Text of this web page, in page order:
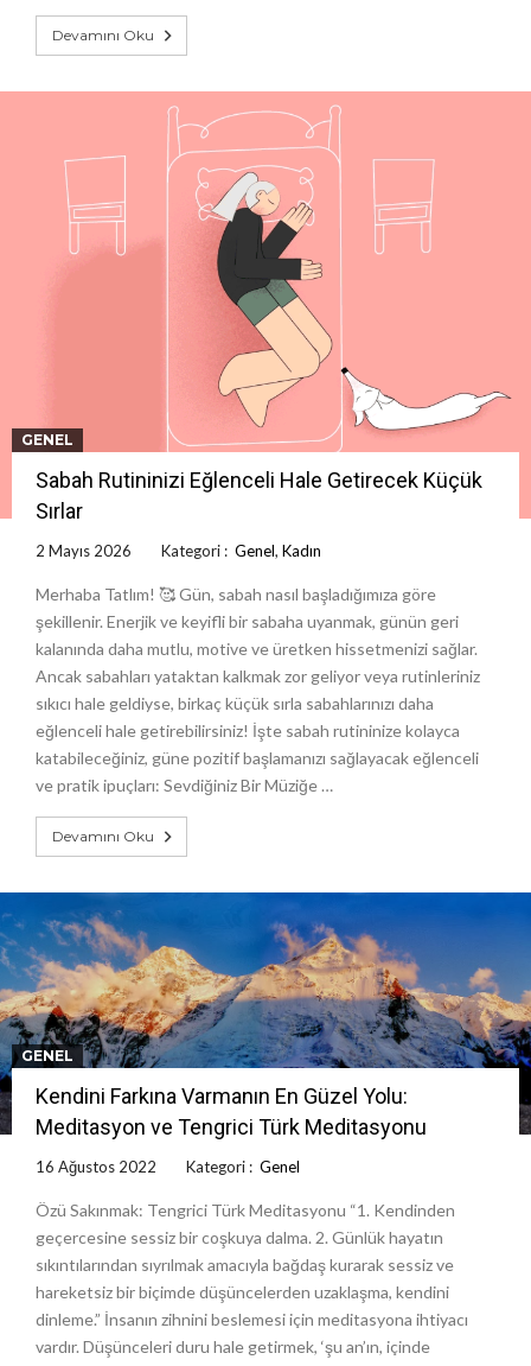
Devamını Oku
GENEL
Sabah Rutininizi Eğlenceli Hale Getirecek Küçük
Sırlar
2 Mayıs 2026 Kategori : Genel, Kadın
Merhaba Tatlım! 🥰 Gün, sabah nasıl başladığımıza göre
şekillenir. Enerjik ve keyifli bir sabaha uyanmak, günün geri
kalanında daha mutlu, motive ve üretken hissetmenizi sağlar.
Ancak sabahları yataktan kalkmak zor geliyor veya rutinleriniz
sıkıcı hale geldiyse, birkaç küçük sırla sabahlarınızı daha
eğlenceli hale getirebilirsiniz! İşte sabah rutininize kolayca
katabileceğiniz, güne pozitif başlamanızı sağlayacak eğlenceli
ve pratik ipuçları: Sevdiğiniz Bir Müziğe …
Devamını Oku
GENEL
Kendini Farkına Varmanın En Güzel Yolu:
Meditasyon ve Tengrici Türk Meditasyonu
16 Ağustos 2022 Kategori : Genel
Özü Sakınmak: Tengrici Türk Meditasyonu “1. Kendinden
geçercesine sessiz bir coşkuya dalma. 2. Günlük hayatın
sıkıntılarından sıyrılmak amacıyla bağdaş kurarak sessiz ve
hareketsiz bir biçimde düşüncelerden uzaklaşma, kendini
dinleme.” İnsanın zihnini beslemesi için meditasyona ihtiyacı
vardır. Düşünceleri duru hale getirmek, ‘şu an’ın, içinde